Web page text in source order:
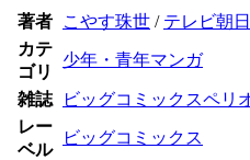
著者 こやす珠世 / テレビ朝
カテ
ゴリ
少年・青年マンガ
雑誌
ビッグコミックスペリ
レー
ベル
ビッグコミックス